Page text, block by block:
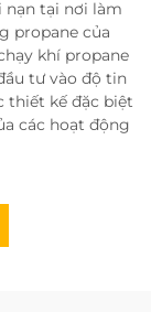
nạn tại nơi làm
propane của
khí propane
tư vào độ tin
thiết kế đặc biệt
các hoạt động